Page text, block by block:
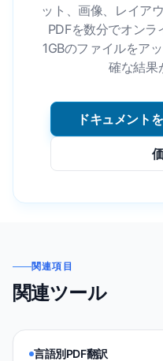
ット、画像、レイア
PDFを数分でオン
1GBのファイルをア
確な結果
ドキュメント
関連項目
関連ツール
言語別PDF翻訳